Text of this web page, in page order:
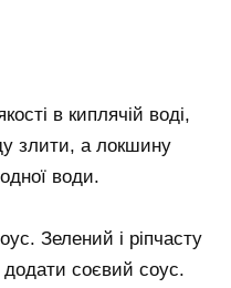
в киплячій воді,
злити, а локшину
води.
Зелений і ріпчасту
соєвий соус.